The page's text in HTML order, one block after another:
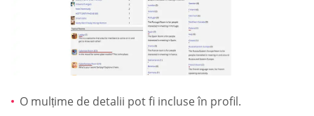
O mulțime de detalii pot fi incluse în profil.